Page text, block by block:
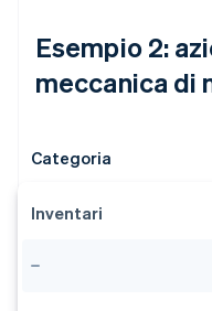
Esempio 2:
meccanica di
Categoria
Inventari